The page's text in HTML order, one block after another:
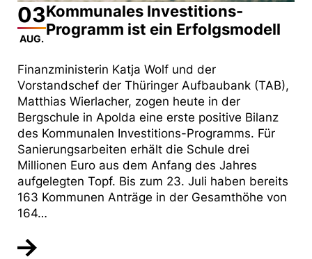
03
AUG.
Kommunales Investitions-
Programm ist ein Erfolgsmodell
Finanzministerin Katja Wolf und der
Vorstandschef der Thüringer Aufbaubank (TAB),
Matthias Wierlacher, zogen heute in der
Bergschule in Apolda eine erste positive Bilanz
des Kommunalen Investitions-Programms. Für
Sanierungsarbeiten erhält die Schule drei
Millionen Euro aus dem Anfang des Jahres
aufgelegten Topf. Bis zum 23. Juli haben bereits
163 Kommunen Anträge in der Gesamthöhe von
164…